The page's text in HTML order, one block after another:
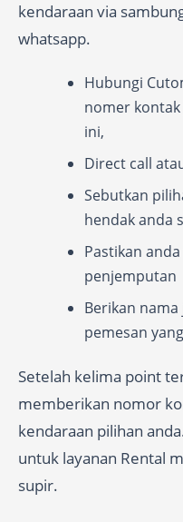
kendaraan via
whatsapp.
Hubungi
nomer
ini,
Direct call
Sebutkan
hendak anda
Pastikan
penjemputan
Berikan
pemesan
Setelah kelima point
memberikan nomor
kendaraan pilihan
untuk layanan Rental
supir.